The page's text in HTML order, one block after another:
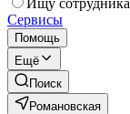
Ищу сотрудника
Сервисы
Помощь
Ещё
Поиск
Романовская